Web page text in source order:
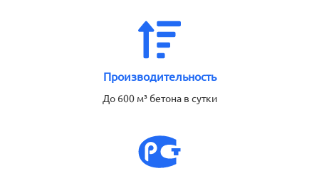
Производительность
До 600 м³ бетона в сутки